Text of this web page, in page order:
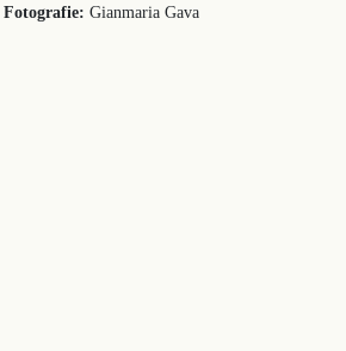
Fotografie: Gianmaria Gava